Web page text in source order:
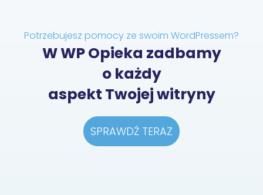
Potrzebujesz pomocy ze swoim WordPressem?
W WP Opieka zadbamy
o każdy
aspekt Twojej witryny
SPRAWDŹ TERAZ